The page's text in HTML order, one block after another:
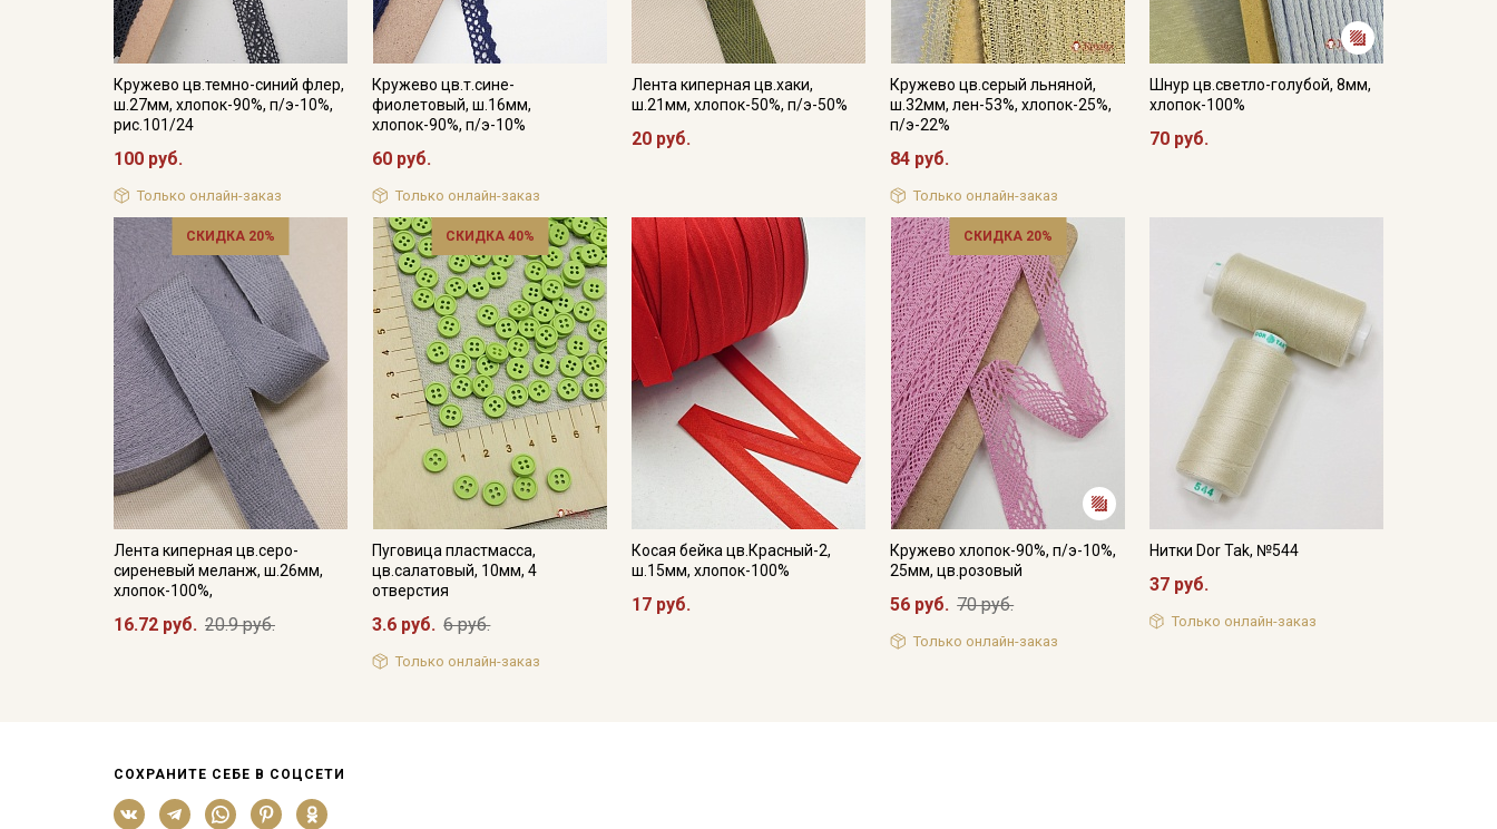
Кружево цв.темно-синий флер,
ш.27мм, хлопок-90%, п/э-10%,
рис.101/24
100 руб.
Только онлайн-заказ
Кружево цв.т.сине-
фиолетовый, ш.16мм,
хлопок-90%, п/э-10%
60 руб.
Только онлайн-заказ
Лента киперная цв.хаки,
ш.21мм, хлопок-50%, п/э-50%
20 руб.
Кружево цв.серый льняной,
ш.32мм, лен-53%, хлопок-25%,
п/э-22%
84 руб.
Только онлайн-заказ
Шнур цв.светло-голубой, 8мм,
хлопок-100%
70 руб.
СКИДКА 20%
Лента киперная цв.серо-
сиреневый меланж, ш.26мм,
хлопок-100%,
16.72 руб. 20.9 руб.
СКИДКА 40%
Пуговица пластмасса,
цв.салатовый, 10мм, 4
отверстия
3.6 руб. 6 руб.
Только онлайн-заказ
Косая бейка цв.Красный-2,
ш.15мм, хлопок-100%
17 руб.
СКИДКА 20%
Кружево хлопок-90%, п/э-10%,
25мм, цв.розовый
56 руб. 70 руб.
Только онлайн-заказ
Нитки Dor Tak, №544
37 руб.
Только онлайн-заказ
СОХРАНИТЕ СЕБЕ В СОЦСЕТИ
Согласие на получение рекламных и
информационных рассылок